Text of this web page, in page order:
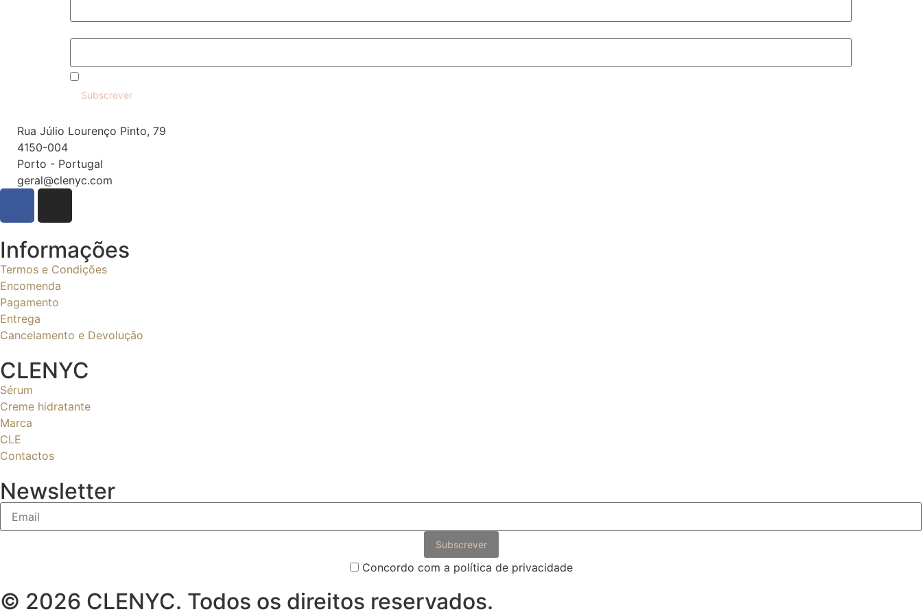
Rua Júlio Lourenço Pinto, 79
4150-004
Porto - Portugal
geral@clenyc.com
Informações
Termos e Condições
Encomenda
Pagamento
Entrega
Cancelamento e Devolução
CLENYC
Sérum
Creme hidratante
Marca
CLE
Contactos
Newsletter
Concordo com a política de privacidade
© 2026 CLENYC. Todos os direitos reservados.